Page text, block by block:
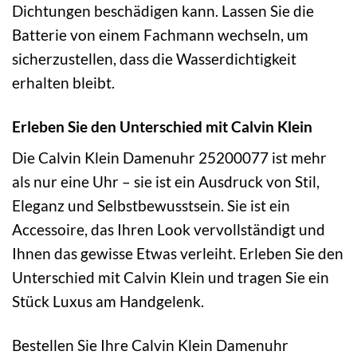
Dichtungen beschädigen kann. Lassen Sie die
Batterie von einem Fachmann wechseln, um
sicherzustellen, dass die Wasserdichtigkeit
erhalten bleibt.
Erleben Sie den Unterschied mit Calvin Klein
Die Calvin Klein Damenuhr 25200077 ist mehr
als nur eine Uhr – sie ist ein Ausdruck von Stil,
Eleganz und Selbstbewusstsein. Sie ist ein
Accessoire, das Ihren Look vervollständigt und
Ihnen das gewisse Etwas verleiht. Erleben Sie den
Unterschied mit Calvin Klein und tragen Sie ein
Stück Luxus am Handgelenk.
Bestellen Sie Ihre Calvin Klein Damenuhr